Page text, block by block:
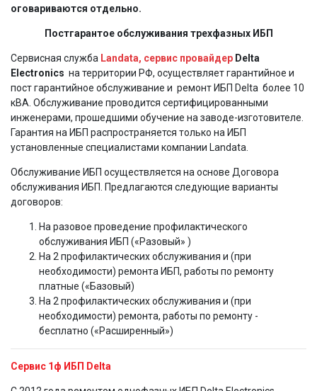
оговариваются отдельно.
Постгарантое обслуживания трехфазных ИБП
Сервисная служба Landata, сервис провайдер Delta
Electronics на территории РФ, осуществляет гарантийное и
пост гарантийное обслуживание и ремонт ИБП Delta более 10
кВА. Обслуживание проводится сертифицированными
инженерами, прошедшими обучение на заводе-изготовителе.
Гарантия на ИБП распространяется только на ИБП
установленные специалистами компании Landata.
Обслуживание ИБП осуществляется на основе Договора
обслуживания ИБП. Предлагаются следующие варианты
договоров:
На разовое проведение профилактического
обслуживания ИБП («Разовый» )
На 2 профилактических обслуживания и (при
необходимости) ремонта ИБП, работы по ремонту
платные («Базовый)
На 2 профилактических обслуживания и (при
необходимости) ремонта, работы по ремонту -
бесплатно («Расширенный»)
Сервис 1ф ИБП Delta